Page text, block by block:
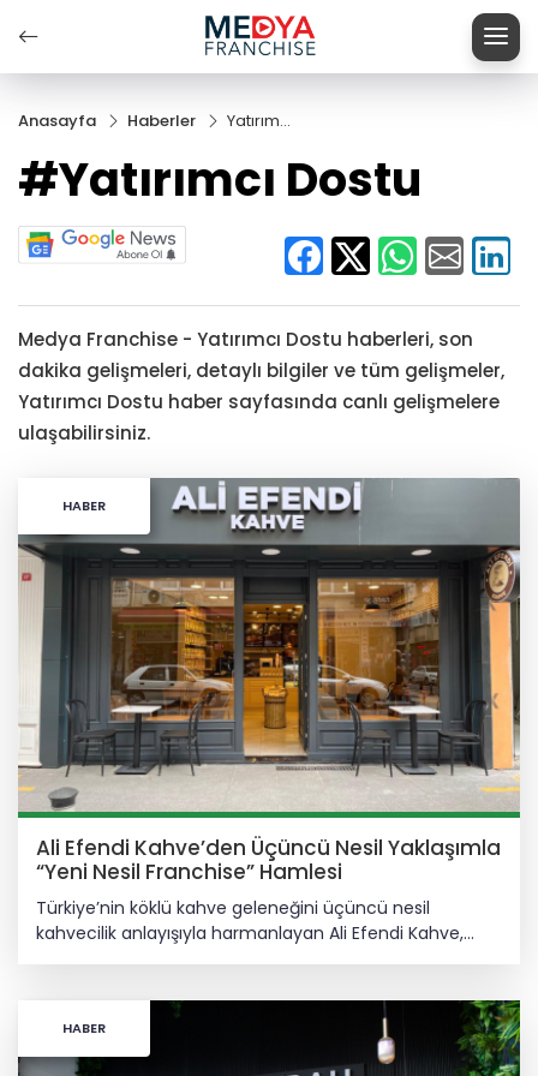
Anasayfa Haberler
Yatırımcı
#Yatırımcı Dostu
Medya Franchise - Yatırımcı Dostu haberleri, son
dakika gelişmeleri, detaylı bilgiler ve tüm gelişmeler,
Yatırımcı Dostu haber sayfasında canlı gelişmelere
ulaşabilirsiniz.
HABER
Ali Efendi Kahve’den Üçüncü Nesil Yaklaşımla
“Yeni Nesil Franchise” Hamlesi
Türkiye’nin köklü kahve geleneğini üçüncü nesil
kahvecilik anlayışıyla harmanlayan Ali Efendi Kahve,
geliştirdiği “Yeni Nesil Franchise” modeliyle sektörde
dostu yapısı, sürdürülebilir iş modeli ve müşteri odaklı
stratejileriyle dikkat çeken marka; düşük başlangıç
maliyeti, kısa geri dönüş süresi ve merkezi operasyon
HABER